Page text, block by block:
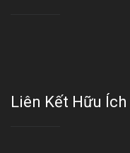
Liên Kết Hữu Ích